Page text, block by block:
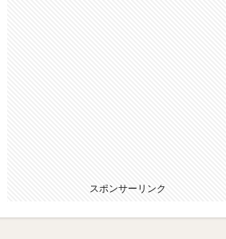
スポンサーリンク